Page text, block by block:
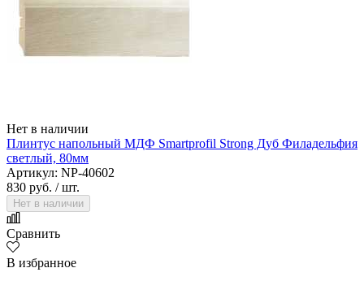
Нет в наличии
Плинтус напольный МДФ Smartprofil Strong Дуб Филадельфия
светлый, 80мм
Артикул: NP-40602
830 руб. / шт.
Нет в наличии
Сравнить
В избранное